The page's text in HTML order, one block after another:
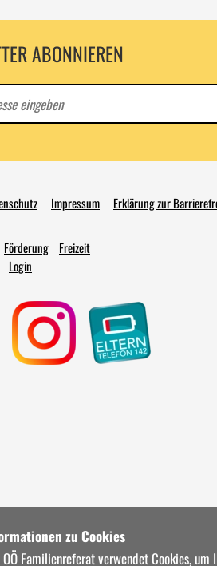
zu Cookies
OÖ Familienreferat verwendet Cookies,
ABONNIEREN
Impressum Erklärung zur
Förderung
Freizeit
Login